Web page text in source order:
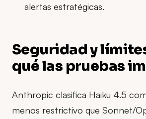
alertas estratégicas.
Seguridad y
qué las pruebas
Anthropic clasifica Haiku 4.5
menos restrictivo que Sonnet/